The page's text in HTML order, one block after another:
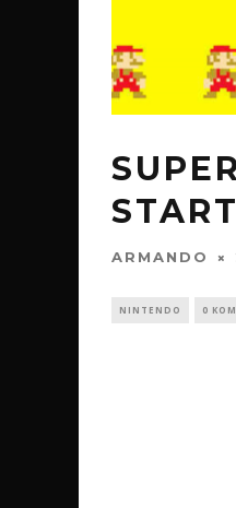
ARMANDO
NINTENDO 0